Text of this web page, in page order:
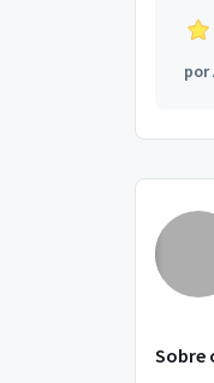
por
Sobre